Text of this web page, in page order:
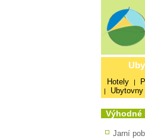
Hotely |
|
Výhodné
Jarní